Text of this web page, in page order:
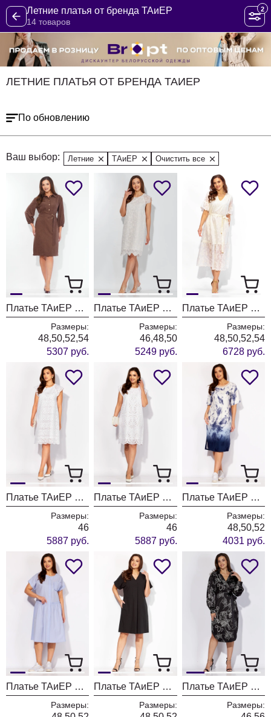
Летние платья от бренда ТАиЕР
14 товаров
2
ЛЕТНИЕ ПЛАТЬЯ ОТ БРЕНДА ТАИЕР
По обновлению
Ваш выбор: Летние ТАиЕР Очистить все
Платье ТАиЕР 1462
Размеры:
48,50,52,54
5307 руб.
Платье ТАиЕР 1448
Размеры:
46,48,50
5249 руб.
Платье ТАиЕР 1444
Размеры:
48,50,52,54
6728 руб.
Платье ТАиЕР 1371 дизайн
Размеры:
46
5887 руб.
Платье ТАиЕР 1371
Размеры:
46
5887 руб.
Платье ТАиЕР 1363
Размеры:
48,50,52
4031 руб.
Платье ТАиЕР 1357
Размеры:
Платье ТАиЕР 1361
Размеры:
Платье ТАиЕР 1295 черный
Размеры: